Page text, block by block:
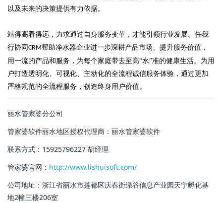
以及未来的决策提供有力依据。
站得高看得远，力求通过自身服务变革，才能引领行业发展。任我
行协同CRM帮助净水器企业进一步深耕产品市场、提升服务价值，
用一流的产品和服务，为每个家庭带去至高“水”准的健康生活。为用
户打造透明化、可视化、主动化的全流程诚信服务体验，通过更加
严格规范的全流程服务，创造终身用户价值。
丽水管家婆分公司
管家婆软件丽水地区授权代理商： 丽水管家婆软件
联系方式：15925796227 胡经理
管家婆官网： http://www.lishuisoft.com/
公司地址：浙江省丽水市莲都区庆春街绿谷信息产业园天宁孵化基
地2幢三楼206室